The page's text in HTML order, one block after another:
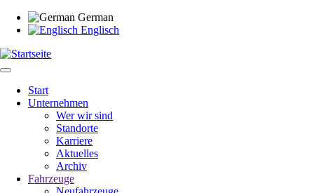
Direkt
zum
German
Englisch
Main
Start
Unternehmen
Wer wir sind
Standorte
Karriere
Aktuelles
Archiv
Fahrzeuge